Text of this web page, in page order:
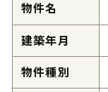
物件名
建築年月
物件種別